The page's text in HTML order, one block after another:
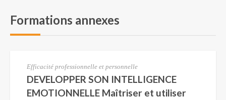
Formations annexes
Efficacité professionnelle et personnelle
DEVELOPPER SON INTELLIGENCE
EMOTIONNELLE Maîtriser et utiliser